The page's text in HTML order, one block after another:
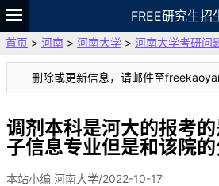
FREE研究生招
题库
故事 专题 APP
VIP
资料
首页 > 河南 > 河南大学 > 河南大学考研问
删除或更新信息，请邮件至
调剂本科是河大的报考
子信息专业但是和该院
本站小编 河南大学/2022-10-17